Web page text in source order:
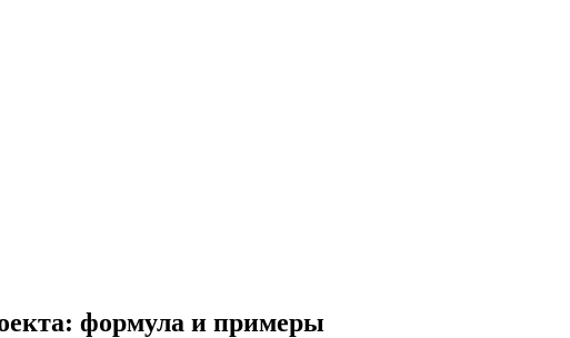
формула и примеры